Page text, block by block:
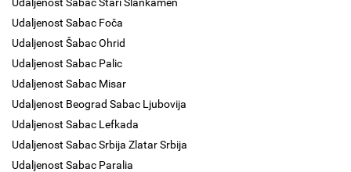
Udaljenost Sabac Foča
Udaljenost Šabac Ohrid
Udaljenost Sabac Palic
Udaljenost Sabac Misar
Udaljenost Beograd Sabac Ljubovija
Udaljenost Sabac Lefkada
Udaljenost Sabac Srbija Zlatar Srbija
Udaljenost Sabac Paralia